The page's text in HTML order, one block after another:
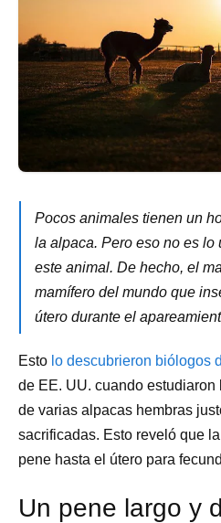
Pocos animales tienen un
la alpaca. Pero eso no es
este animal. De hecho, el
mamífero del mundo que
útero durante el
Esto lo descubrieron biólogos
de EE. UU. cuando
de varias alpacas hembras
sacrificadas. Esto reveló que
pene hasta el útero para
Un pene largo y